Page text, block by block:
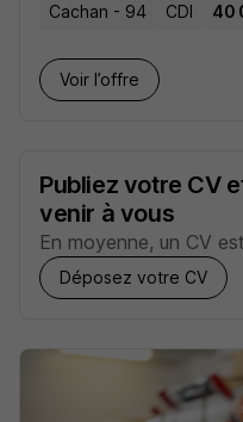
Cachan - 94 CDI 40
Voir l’offre
Publiez votre CV
venir à vous
En moyenne, un CV
Déposez votre CV